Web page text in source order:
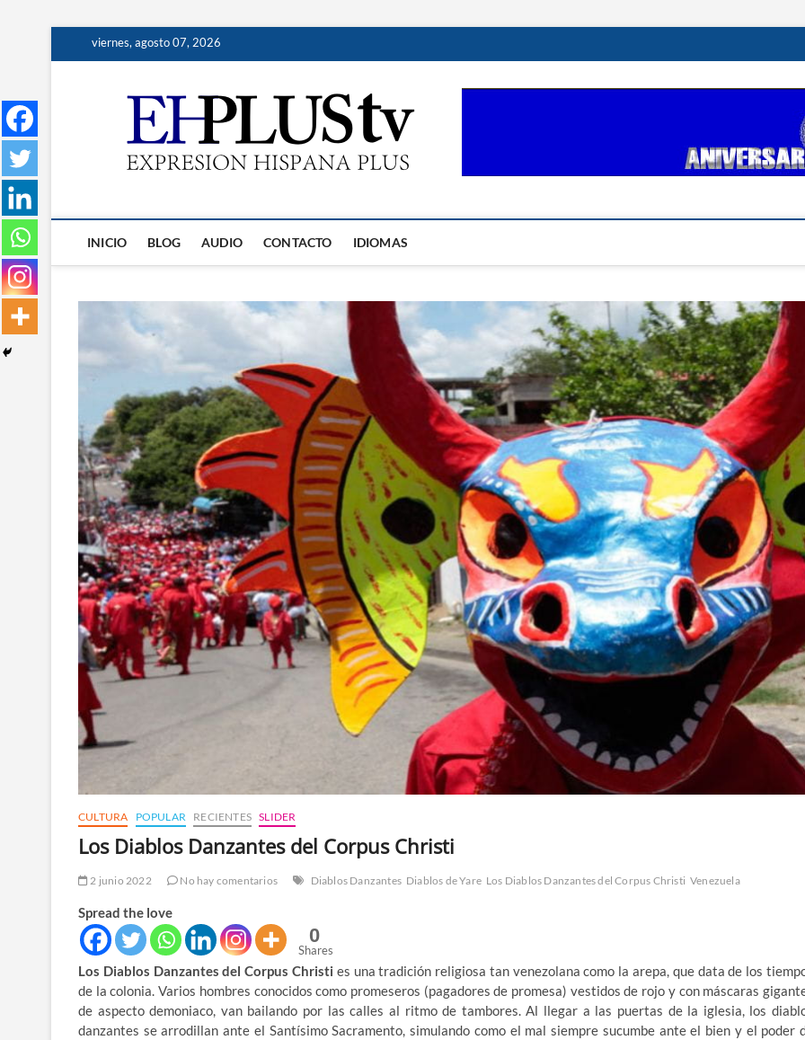
viernes, agosto 07, 2026
INICIO BLOG AUDIO CONTACTO IDIOMAS
CULTURA POPULAR RECIENTES SLIDER
Los Diablos Danzantes del Corpus Christi
2 junio 2022 No hay comentarios Diablos Danzantes Diablos de Yare Los Diablos Danzantes del Corpus Christi Venezuela
Spread the love
0
Shares
Los Diablos Danzantes del Corpus Christi es una tradición religiosa tan venezolana como la arepa, que data de los
de la colonia. Varios hombres conocidos como promeseros (pagadores de promesa) vestidos de rojo y con máscaras
de aspecto demoniaco, van bailando por las calles al ritmo de tambores. Al llegar a las puertas de la iglesia, los
danzantes se arrodillan ante el Santísimo Sacramento, simulando como el mal siempre sucumbe ante el bien y el poder